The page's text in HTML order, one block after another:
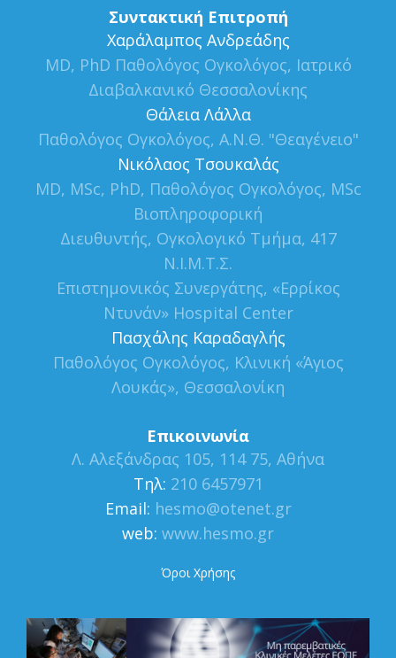
Συντακτική Επιτροπή
Xαράλαμπος Ανδρεάδης
MD, PhD Παθολόγος Ογκολόγος, Ιατρικό
Διαβαλκανικό Θεσσαλονίκης
Θάλεια Λάλλα
Παθολόγος Ογκολόγος, Α.Ν.Θ. "Θεαγένειο"
Νικόλαος Τσουκαλάς
MD, MSc, PhD, Παθολόγος Ογκολόγος, MSc
Βιοπληροφορική
Διευθυντής, Ογκολογικό Τμήμα, 417
Ν.Ι.Μ.Τ.Σ.
Επιστημονικός Συνεργάτης, «Ερρίκος
Ντυνάν» Hospital Center
Πασχάλης Καραδαγλής
Παθολόγος Ογκολόγος, Κλινική «Άγιος
Λουκάς», Θεσσαλονίκη
Επικοινωνία
Λ. Αλεξάνδρας 105, 114 75, Αθήνα
Τηλ: 210 6457971
Εmail: hesmo@otenet.gr
web: www.hesmo.gr
Όροι Χρήσης